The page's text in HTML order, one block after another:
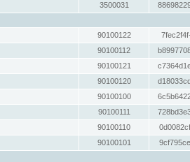
3500031
90100122
90100112
90100121
90100120
90100100
90100111
90100110
90100101